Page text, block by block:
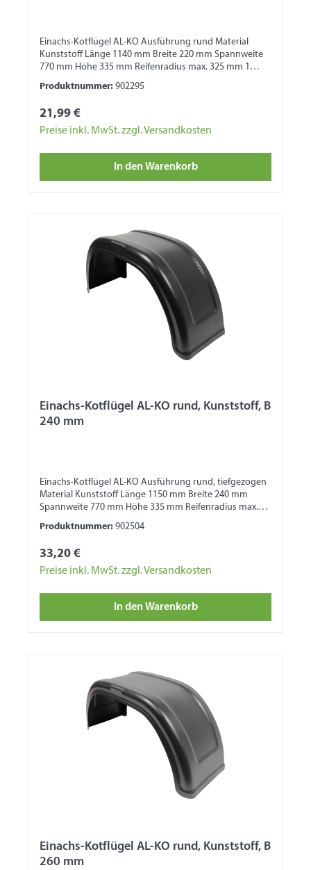
Einachs-Kotflügel AL-KO Ausführung rund Material
Kunststoff Länge 1140 mm Breite 220 mm Spannweite
770 mm Höhe 335 mm Reifenradius max. 325 mm 1
Seite mit Wulst 1 Seite für Bordwandbefestigung
Produktnummer: 902295
21,99 €
Preise inkl. MwSt. zzgl. Versandkosten
In den Warenkorb
Einachs-Kotflügel AL-KO rund, Kunststoff, B
240 mm
Einachs-Kotflügel AL-KO Ausführung rund, tiefgezogen
Material Kunststoff Länge 1150 mm Breite 240 mm
Spannweite 770 mm Höhe 335 mm Reifenradius max.
325 mm 1 Seite mit Wulst 1 Seite für
Bordwandbefestigung
Produktnummer: 902504
33,20 €
Preise inkl. MwSt. zzgl. Versandkosten
In den Warenkorb
Einachs-Kotflügel AL-KO rund, Kunststoff, B
260 mm